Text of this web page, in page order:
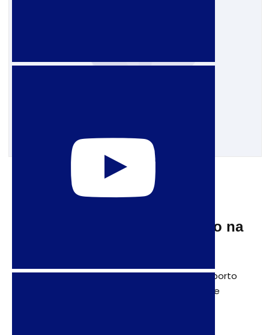
13 de outubro de 2011
Descriminalização do Aborto na
O Dia de Luta pela Descriminalização do Aborto
na América Latina e Caribe A data de 28 de